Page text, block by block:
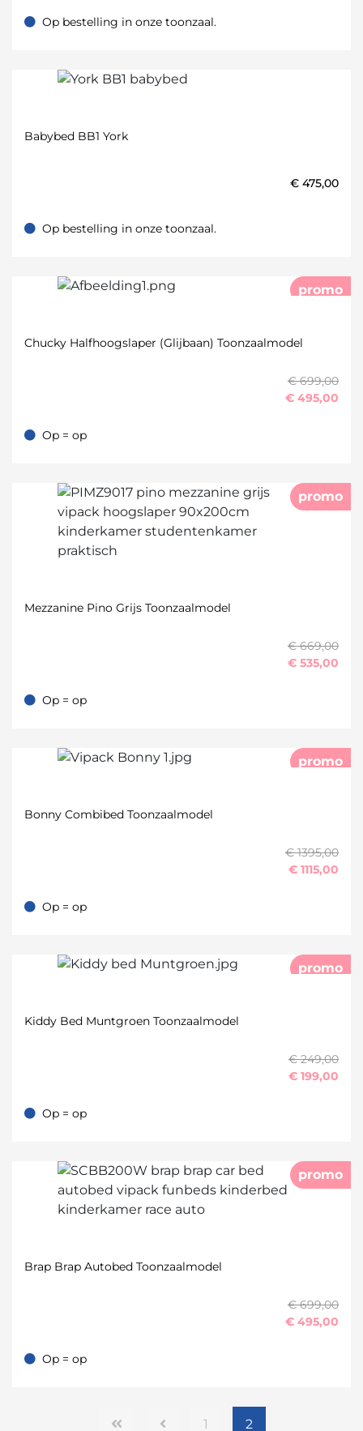
Op bestelling in onze toonzaal.
Op bestelling in onze toonzaal.
Babybed BB1 York
€ 475,00
Op bestelling in onze toonzaal.
Op bestelling in onze toonzaal.
promo
Chucky Halfhoogslaper (Glijbaan) Toonzaalmodel
€ 699,00
€ 495,00
Op = op
Op = op
promo
Mezzanine Pino Grijs Toonzaalmodel
€ 669,00
€ 535,00
Op = op
Op = op
promo
Bonny Combibed Toonzaalmodel
€ 1395,00
€ 1115,00
Op = op
Op = op
promo
Kiddy Bed Muntgroen Toonzaalmodel
€ 249,00
€ 199,00
Op = op
Op = op
promo
Brap Brap Autobed Toonzaalmodel
€ 699,00
€ 495,00
Op = op
Op = op
1 2